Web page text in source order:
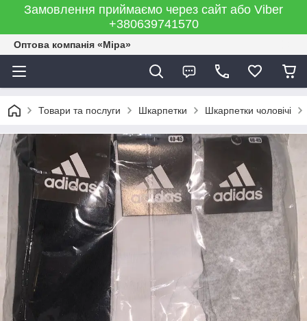
Замовлення приймаємо через сайт або Viber
+380639741570
Оптова компанія «Міра»
Товари та послуги Шкарпетки Шкарпетки чоловічі